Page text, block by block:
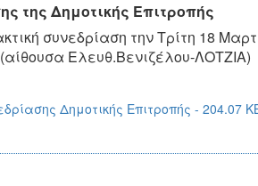
της Δημοτικής Επιτροπής
συνεδρίαση τηνΤρίτη 18
Ελευθ.Βενιζέλου-ΛΟΤΖΙΑ)
Δημοτικής Επιτροπής - 204.07